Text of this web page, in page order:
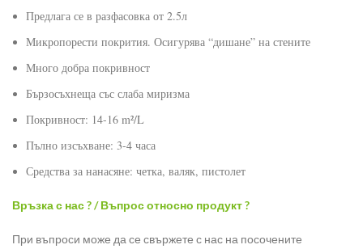
Предлага се в разфасовка от 2.5л
Микропорести покрития. Осигурява “дишане” на стените
Много добра покривност
Бързосъхнеща със слаба миризма
Покривност: 14-16 m²/L
Пълно изсъхване: 3-4 часа
Средства за нанасяне: четка, валяк, пистолет
Връзка с нас ? / Въпрос относно продукт ?
При въпроси може да се свържете с нас на посочените